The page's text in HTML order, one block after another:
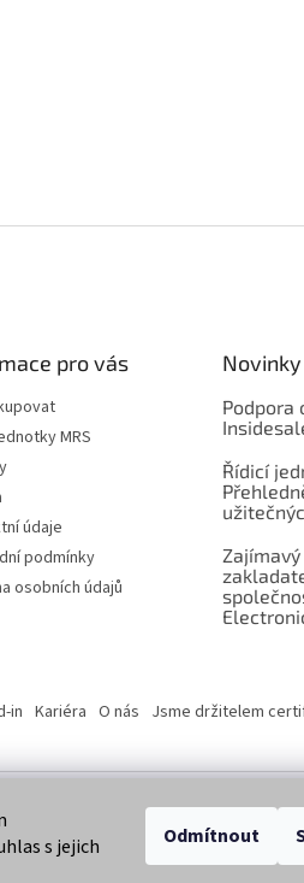
s jejich
Odmítnout
pro vás
MRS
údaje
podmínky
osobních údajů
Novinky
Podpora
Řídicí
in Kariéra O nás Jsme držitelem